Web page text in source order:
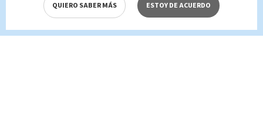
QUIERO SABER MÁS ESTOY DE ACUERDO